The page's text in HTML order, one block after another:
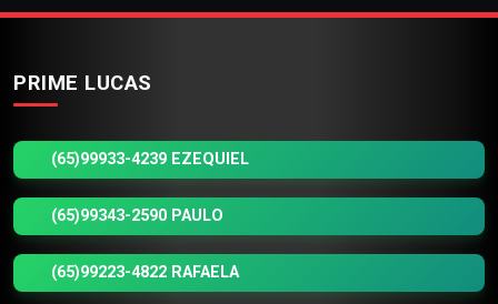
PRIME LUCAS
(65)99933-4239 EZEQUIEL
(65)99343-2590 PAULO
(65)99223-4822 RAFAELA